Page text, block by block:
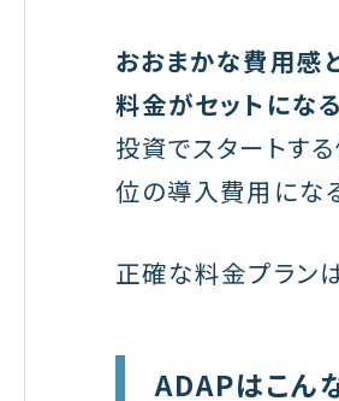
おおまかな費用感
料金がセットにな
投資でスタートす
位の導入費用にな
正確な料金プラン
ADAPはこん